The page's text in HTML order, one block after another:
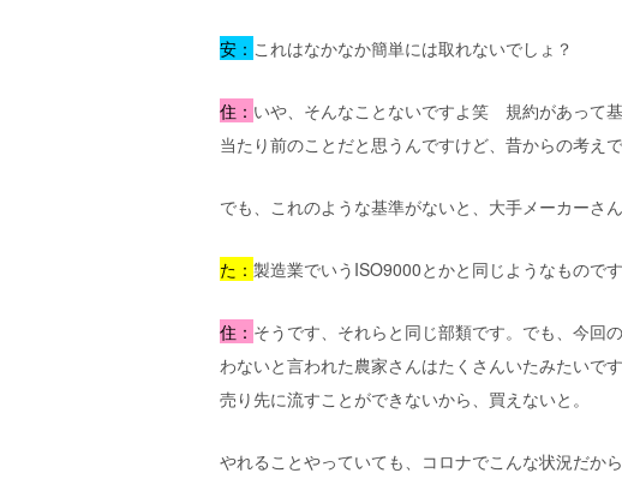
安： これはなかなか簡単には取れないでしょ？
住： いや、そんなことないですよ笑 規約があって
当たり前のことだと思うんですけど、昔からの考え
でも、これのような基準がないと、大手メーカーさ
た： 製造業でいうISO9000とかと同じようなもので
住： そうです、それらと同じ部類です。でも、今回
わないと言われた農家さんはたくさんいたみたいで
売り先に流すことができないから、買えないと。
やれることやっていても、コロナでこんな状況だから